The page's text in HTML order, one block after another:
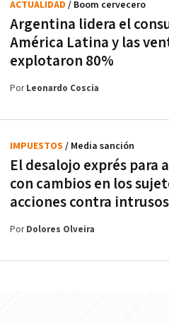
Argentina lidera el
América Latina y las
explotaron 80%
ACTUALIDAD / Boom cervecero
PorLeonardo Coscia
El desalojo exprés para
con cambios en los
acciones contra intrusos
IMPUESTOS / Media sanción
PorDolores Olveira